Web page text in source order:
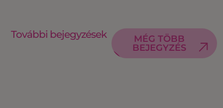
További bejegyzések
MÉG TÖBB
BEJEGYZÉS